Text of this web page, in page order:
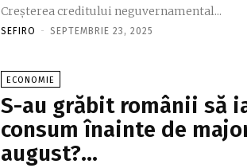
Creşterea creditului neguvernamental...
SEFIRO - SEPTEMBRIE 23, 2025
ECONOMIE
S-au grăbit românii să
consum înainte de
august?…